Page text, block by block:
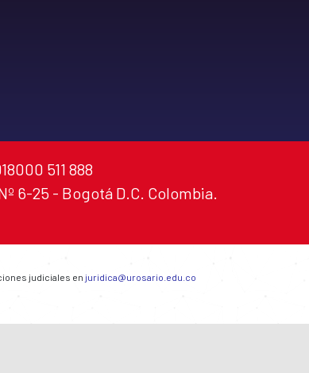
511 888
6-25 - Bogotá D.C. Colombia.
judiciales en juridica@urosario.edu.co